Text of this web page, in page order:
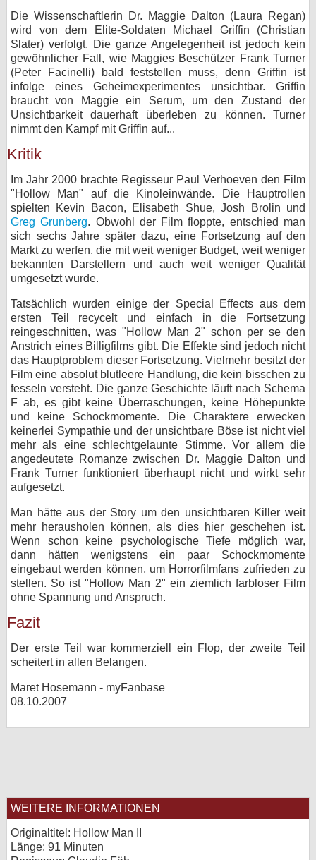
Die Wissenschaftlerin Dr. Maggie Dalton (Laura Regan)
wird von dem Elite-Soldaten Michael Griffin (Christian
Slater) verfolgt. Die ganze Angelegenheit ist jedoch kein
gewöhnlicher Fall, wie Maggies Beschützer Frank Turner
(Peter Facinelli) bald feststellen muss, denn Griffin ist
infolge eines Geheimexperimentes unsichtbar. Griffin
braucht von Maggie ein Serum, um den Zustand der
Unsichtbarkeit dauerhaft überleben zu können. Turner
nimmt den Kampf mit Griffin auf...
Kritik
Im Jahr 2000 brachte Regisseur Paul Verhoeven den Film
"Hollow Man" auf die Kinoleinwände. Die Hauptrollen
spielten Kevin Bacon, Elisabeth Shue, Josh Brolin und
Greg Grunberg. Obwohl der Film floppte, entschied man
sich sechs Jahre später dazu, eine Fortsetzung auf den
Markt zu werfen, die mit weit weniger Budget, weit weniger
bekannten Darstellern und auch weit weniger Qualität
umgesetzt wurde.
Tatsächlich wurden einige der Special Effects aus dem
ersten Teil recycelt und einfach in die Fortsetzung
reingeschnitten, was "Hollow Man 2" schon per se den
Anstrich eines Billigfilms gibt. Die Effekte sind jedoch nicht
das Hauptproblem dieser Fortsetzung. Vielmehr besitzt der
Film eine absolut blutleere Handlung, die kein bisschen zu
fesseln versteht. Die ganze Geschichte läuft nach Schema
F ab, es gibt keine Überraschungen, keine Höhepunkte
und keine Schockmomente. Die Charaktere erwecken
keinerlei Sympathie und der unsichtbare Böse ist nicht viel
mehr als eine schlechtgelaunte Stimme. Vor allem die
angedeutete Romanze zwischen Dr. Maggie Dalton und
Frank Turner funktioniert überhaupt nicht und wirkt sehr
aufgesetzt.
Man hätte aus der Story um den unsichtbaren Killer weit
mehr herausholen können, als dies hier geschehen ist.
Wenn schon keine psychologische Tiefe möglich war,
dann hätten wenigstens ein paar Schockmomente
eingebaut werden können, um Horrorfilmfans zufrieden zu
stellen. So ist "Hollow Man 2" ein ziemlich farbloser Film
ohne Spannung und Anspruch.
Fazit
Der erste Teil war kommerziell ein Flop, der zweite Teil
scheitert in allen Belangen.
Maret Hosemann - myFanbase
08.10.2007
WEITERE INFORMATIONEN
Originaltitel: Hollow Man II
Länge: 91 Minuten
Nutzungsbedingungen
Datenschutz
Cookie-Einstellungen
Impressum